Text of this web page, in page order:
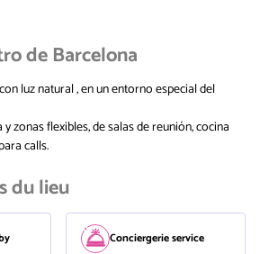
de Barcelona
luz natural , en un entorno especial del
zonas flexibles, de salas de reunión, cocina
calls.
du lieu
Conciergerie service